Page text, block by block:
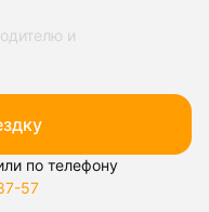
и
по телефону
57